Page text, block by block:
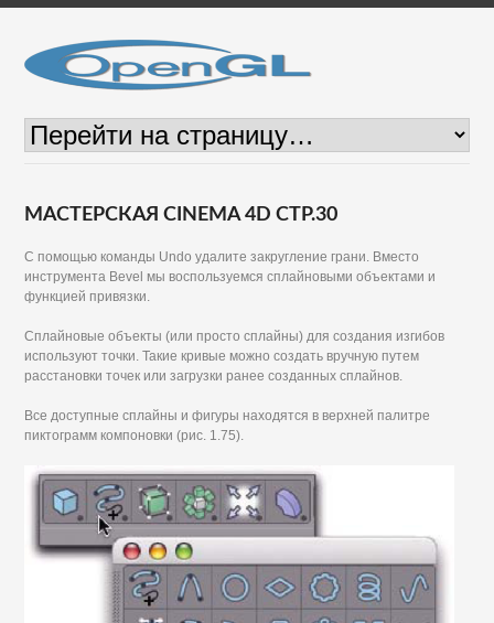
МАСТЕРСКАЯ CINEMA 4D СТР.30
С помощью команды Undo удалите закругление грани. Вместо
инструмента Bevel мы воспользуемся сплайновыми объектами и
функцией привязки.
Сплайновые объекты (или просто сплайны) для создания изгибов
используют точки. Такие кривые можно создать вручную путем
расстановки точек или загрузки ранее созданных сплайнов.
Все доступные сплайны и фигуры находятся в верхней палитре
пиктограмм компоновки (рис. 1.75).